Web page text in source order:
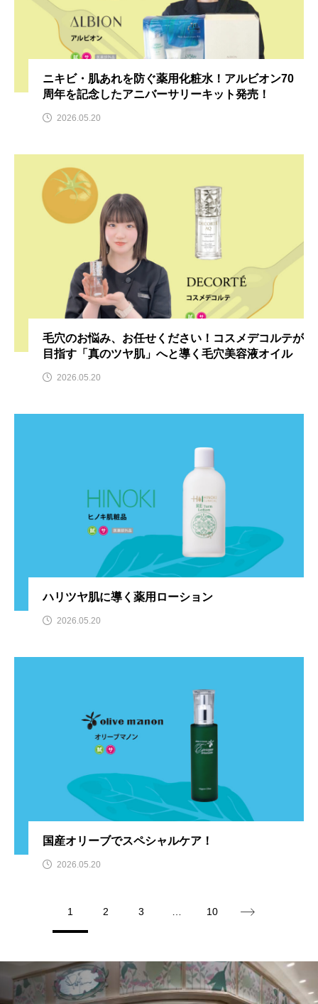
ニキビ・肌あれを防ぐ薬用化粧水！アルビオン70
周年を記念したアニバーサリーキット発売！
2026.05.20
毛穴のお悩み、お任せください！コスメデコルテが
目指す「真のツヤ肌」へと導く毛穴美容液オイル
2026.05.20
ハリツヤ肌に導く薬用ローション
2026.05.20
国産オリーブでスペシャルケア！
2026.05.20
1 2 3 10